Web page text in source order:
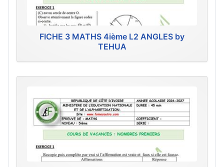
FICHE 3 MATHS 4ième L2 ANGLES by
TEHUA